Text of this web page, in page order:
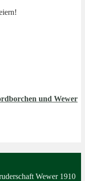
und Wewer
Wewer 1910